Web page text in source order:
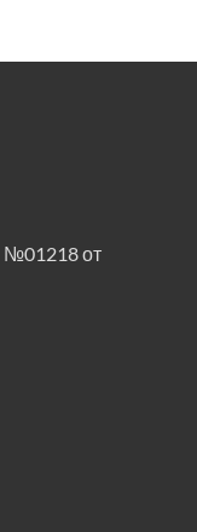
№01218 от